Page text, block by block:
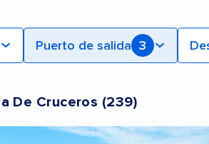
Puerto de salida 3
De Cruceros (239)